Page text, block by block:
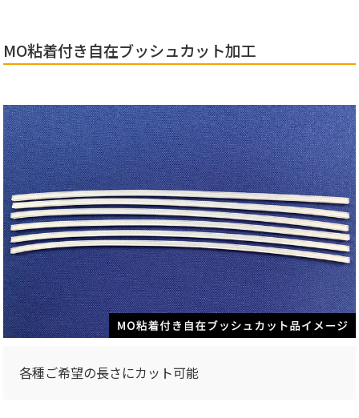
MO粘着付き自在ブッシュカット加工
各種ご希望の長さにカット可能